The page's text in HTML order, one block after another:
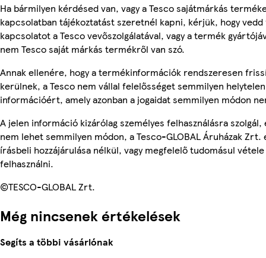
Ha bármilyen kérdésed van, vagy a Tesco sajátmárkás
kapcsolatban tájékoztatást szeretnél kapni, kérjük, hogy vedd
kapcsolatot a Tesco vevőszolgálatával, vagy a termék
nem Tesco saját márkás termékről van szó.
Annak ellenére, hogy a termékinformációk rendszeresen
kerülnek, a Tesco nem vállal felelősséget semmilyen helytelen
információért, amely azonban a jogaidat semmilyen módon
A jelen információ kizárólag személyes felhasználásra szolgál,
nem lehet semmilyen módon, a Tesco-GLOBAL Áruházak Zrt.
írásbeli hozzájárulása nélkül, vagy megfelelő tudomásul
felhasználni.
©TESCO-GLOBAL Zrt.
Még nincsenek értékelések
Segíts a többi vásárlónak